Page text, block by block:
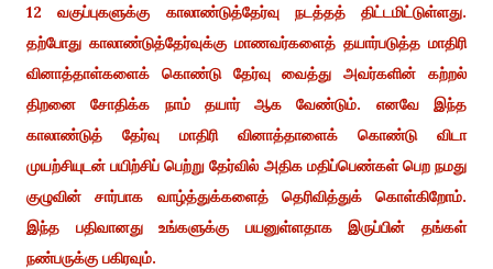
12 வகுப்புகளுக்கு காலாண்டுத்தேர்வு நடத்தத் திட்டமிட்டுள்ளது.
தற்போது காலாண்டுத்தேர்வுக்கு மாணவர்களைத் தயார்படுத்த மாதிரி
வினாத்தாள்களைக் கொண்டு தேர்வு வைத்து அவர்களின் கற்றல்
திறனை சோதிக்க நாம் தயார் ஆக வேண்டும். எனவே இந்த
காலாண்டுத் தேர்வு மாதிரி வினாத்தாளைக் கொண்டு விடா
முயற்சியுடன் பயிற்சிப் பெற்று தேர்வில் அதிக மதிப்பெண்கள் பெற நமது
குழுவின் சார்பாக வாழ்த்துக்களைத் தெரிவித்துக் கொள்கிறோம்.
இந்த பதிவானது உங்களுக்கு பயனுள்ளதாக இருப்பின் தங்கள்
நண்பருக்கு பகிரவும்.